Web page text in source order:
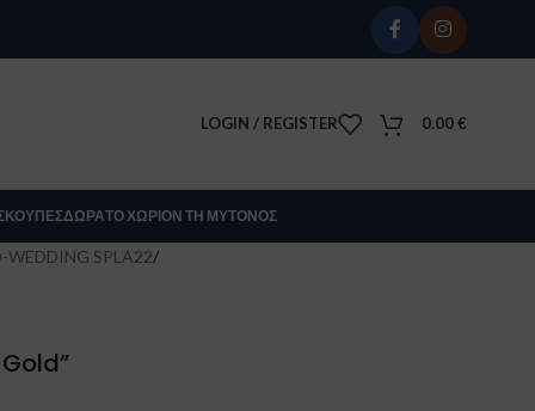
LOGIN / REGISTER 0.00€
ΚΟΎΠΕΣΔΏΡΑΤΟ ΧΩΡΊΟΝ ΤΗ ΜΎΤΟΝΟΣ
WEDDING SPLA22/